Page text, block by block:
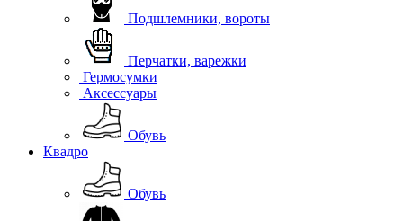
Подшлемники, вороты
Перчатки, варежки
Гермосумки
Аксессуары
Обувь
Квадро
Обувь